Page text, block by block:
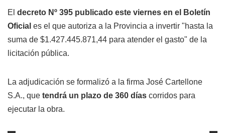
El decreto Nº 395 publicado este viernes en el Boletín
Oficial es el que autoriza a la Provincia a invertir "hasta la
suma de $1.427.445.871,44 para atender el gasto" de la
licitación pública.
La adjudicación se formalizó a la firma José Cartellone
S.A., que tendrá un plazo de 360 días corridos para
ejecutar la obra.